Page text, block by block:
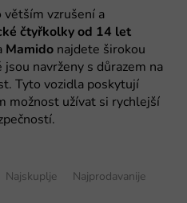
vzrušení a
čtyřkolky od 14 let
Mamido najdete širokou
navrženy s důrazem na
Tyto vozidla poskytují
možnost užívat si rychlejší
Najskuplje Najprodavanije